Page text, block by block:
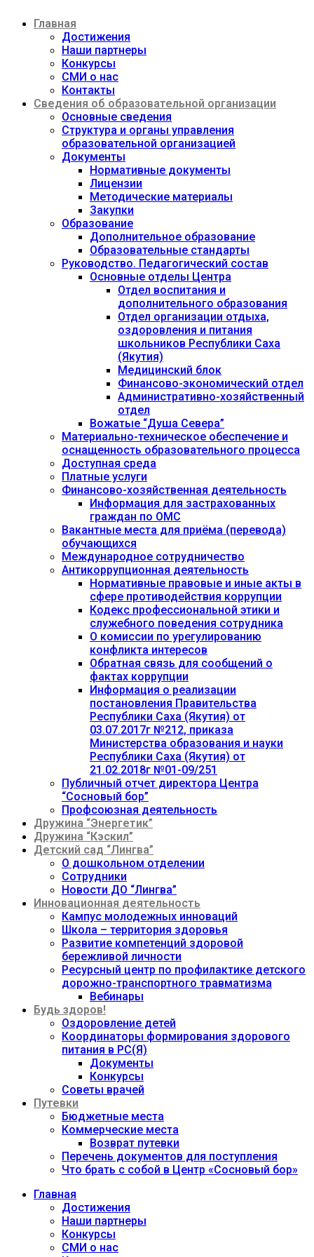
содержимому
Главная
Достижения
Наши партнеры
Конкурсы
СМИ о нас
Контакты
Сведения об образовательной организации
Основные сведения
Структура и органы управления
образовательной организацией
Документы
Нормативные документы
Лицензии
Методические материалы
Закупки
Образование
Дополнительное образование
Образовательные стандарты
Руководство. Педагогический состав
Основные отделы Центра
Отдел воспитания и
дополнительного образования
Отдел организации отдыха,
оздоровления и питания
школьников Республики Саха
(Якутия)
Медицинский блок
Финансово-экономический отдел
Административно-хозяйственный
отдел
Вожатые “Душа Севера”
Материально-техническое обеспечение и
оснащенность образовательного процесса
Доступная среда
Платные услуги
Финансово-хозяйственная деятельность
Информация для застрахованных
граждан по ОМС
Вакантные места для приёма (перевода)
обучающихся
Международное сотрудничество
Антикоррупционная деятельность
Нормативные правовые и иные акты в
сфере противодействия коррупции
Кодекс профессиональной этики и
служебного поведения сотрудника
О комиссии по урегулированию
конфликта интересов
Обратная связь для сообщений о
фактах коррупции
Информация о реализации
постановления Правительства
Республики Саха (Якутия) от
03.07.2017г №212, приказа
Министерства образования и науки
Республики Саха (Якутия) от
21.02.2018г №01-09/251
Публичный отчет директора Центра
“Сосновый бор”
Профсоюзная деятельность
Дружина “Энергетик”
Дружина “Кэскил”
Детский сад “Лингва”
О дошкольном отделении
Сотрудники
Новости ДО “Лингва”
Инновационная деятельность
Кампус молодежных инноваций
Школа – территория здоровья
Развитие компетенций здоровой
бережливой личности
Ресурсный центр по профилактике детского
дорожно-транспортного травматизма
Вебинары
Будь здоров!
Оздоровление детей
Координаторы формирования здорового
питания в РС(Я)
Документы
Конкурсы
Советы врачей
Путевки
Бюджетные места
Коммерческие места
Возврат путевки
Перечень документов для поступления
Что брать с собой в Центр «Сосновый бор»
Главная
Достижения
Наши партнеры
Конкурсы
СМИ о нас